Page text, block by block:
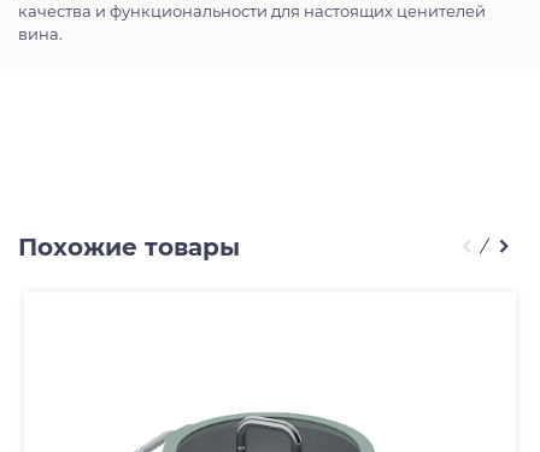
качества и функциональности для настоящих ценителей
вина.
Похожие товары